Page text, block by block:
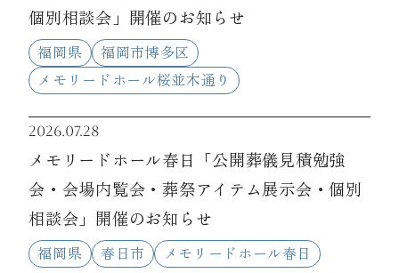
個別相談会」開催のお知らせ
福岡県
福岡市博多区
メモリードホール桜並木通り
2026.07.28
メモリードホール春日「公開葬儀見積勉強
会・会場内覧会・葬祭アイテム展示会・個別
相談会」開催のお知らせ
福岡県 春日市 メモリードホール春日